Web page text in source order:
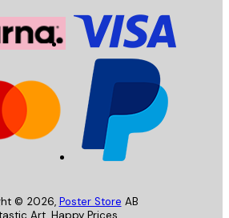
© 2026, Poster Store AB